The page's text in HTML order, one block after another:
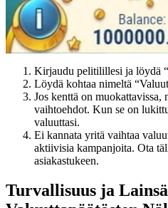
Kirjaudu pelitilillesi ja löydä
Löydä kohtaa nimeltä
Jos kenttä on muokattavissa,
vaihtoehdot. Kun se on
valuuttasi.
Ei kannata yritä vaihtaa
aktiivisia kampanjoita. Ota
asiakastukeen.
Turvallisuus ja